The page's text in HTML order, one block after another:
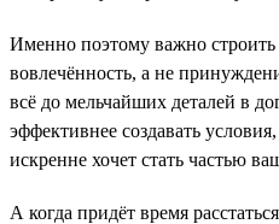
Именно поэтому важно строить
вовлечённость, а не
всё до мельчайших деталей в
эффективнее создавать
искренне хочет стать частью
А когда придёт время